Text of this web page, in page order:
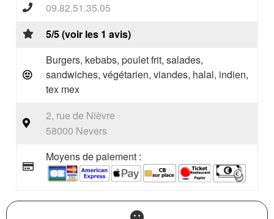
09.82.51.35.05
5/5 (voir les 1 avis)
Burgers, kebabs, poulet frit, salades,
sandwiches, végétarien, viandes, halal, indien,
tex mex
2, rue de Nièvre
58000 Nevers
Moyens de paiement :